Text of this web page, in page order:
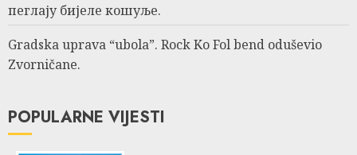
пеглају бијеле кошуље.
Gradska uprava “ubola”. Rock Ko Fol bend oduševio
Zvorničane.
POPULARNE VIJESTI